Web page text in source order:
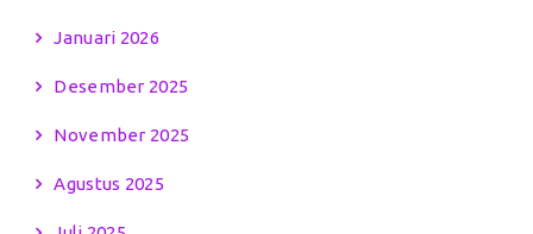
Januari 2026
Desember 2025
November 2025
Agustus 2025